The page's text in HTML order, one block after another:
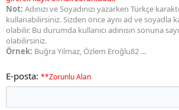
Not: Adınızı ve Soyadınızı yazarken Türkçe
kullanabilirsiniz. Sizden önce aynı ad ve soyadla
olabilir. Bu durumda kullanıcı adınısın sonuna
olabilirsiniz.
Örnek: Buğra Yılmaz, Özlem Eroğlu82 ...
E-posta **Zorunlu Alan